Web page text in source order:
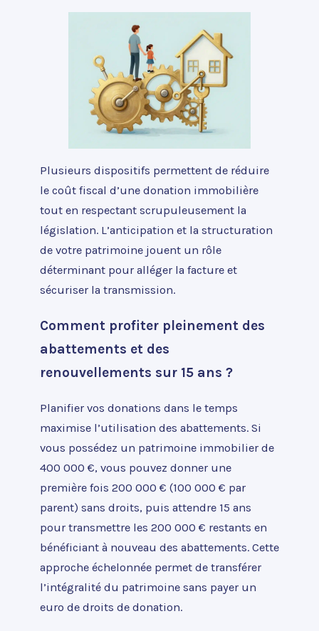
Plusieurs dispositifs permettent de réduire
le coût fiscal d’une donation immobilière
tout en respectant scrupuleusement la
législation. L’anticipation et la structuration
de votre patrimoine jouent un rôle
déterminant pour alléger la facture et
sécuriser la transmission.
Comment profiter pleinement des
abattements et des
renouvellements sur 15 ans ?
Planifier vos donations dans le temps
maximise l’utilisation des abattements. Si
vous possédez un patrimoine immobilier de
400 000 €, vous pouvez donner une
première fois 200 000 € (100 000 € par
parent) sans droits, puis attendre 15 ans
pour transmettre les 200 000 € restants en
bénéficiant à nouveau des abattements. Cette
approche échelonnée permet de transférer
l’intégralité du patrimoine sans payer un
euro de droits de donation.